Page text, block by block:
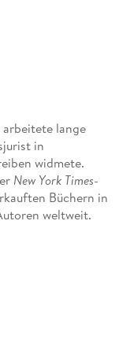
lange
in
widmete.
New York Times-
Büchern in
weltweit.